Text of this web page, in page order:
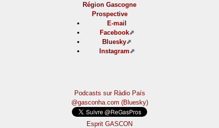
Région Gascogne
Prospective
E-mail
Facebook
Bluesky
Instagram
Podcasts sur Ràdio País
@gasconha.com (Bluesky)
Esprit GASCON